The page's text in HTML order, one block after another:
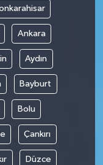
Ankara
Aydın
Bayburt
Bolu
Çankırı
Düzce